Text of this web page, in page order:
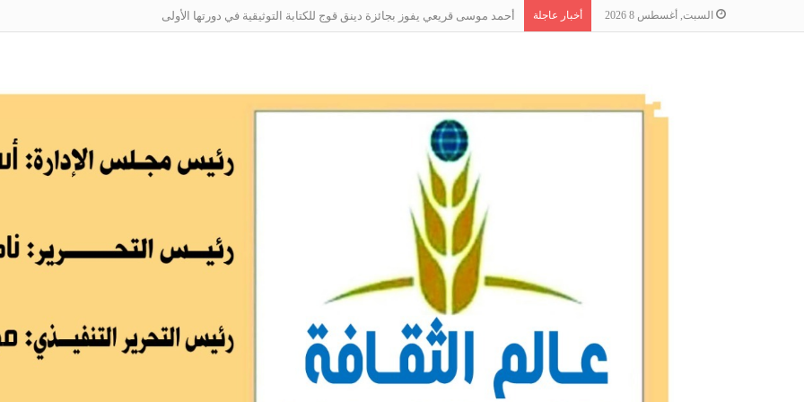
السبت, أغسطس 8 2026 أخبار عاجلة أحمد موسى قريعي يفوز بجائزة دينق قوج للكتابة التوثيقية في دورتها الأولى